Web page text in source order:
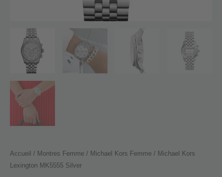
Accueil / Montres Femme / Michael Kors Femme / Michael Kors
Lexington MK5555 Silver